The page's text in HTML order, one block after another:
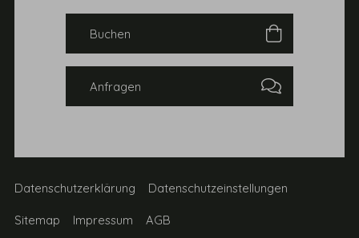
Buchen
Anfragen
Datenschutzerklärung Datenschutzeinstellungen
Sitemap Impressum AGB